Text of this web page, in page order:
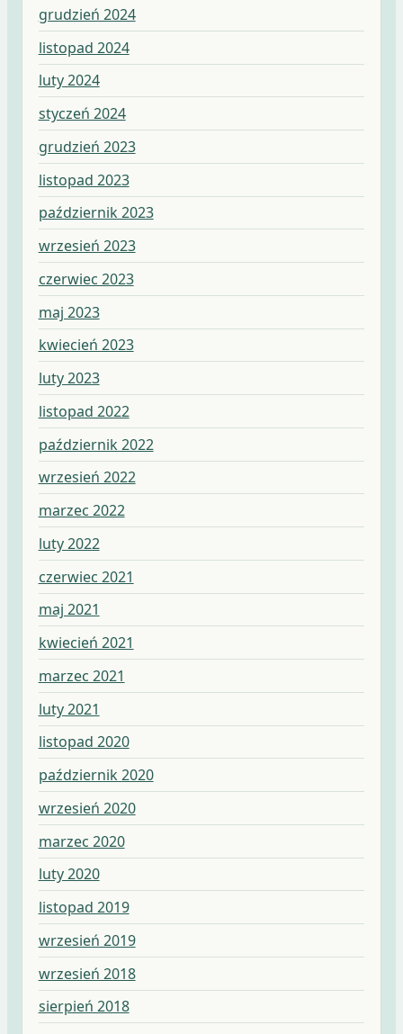
grudzień 2024
listopad 2024
luty 2024
styczeń 2024
grudzień 2023
listopad 2023
październik 2023
wrzesień 2023
czerwiec 2023
maj 2023
kwiecień 2023
luty 2023
listopad 2022
październik 2022
wrzesień 2022
marzec 2022
luty 2022
czerwiec 2021
maj 2021
kwiecień 2021
marzec 2021
luty 2021
listopad 2020
październik 2020
wrzesień 2020
marzec 2020
luty 2020
listopad 2019
wrzesień 2019
wrzesień 2018
sierpień 2018